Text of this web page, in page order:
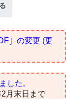
］の変更 (更
した。
月末日まで